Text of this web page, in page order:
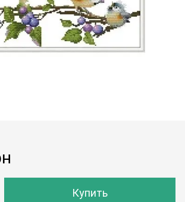
Купить